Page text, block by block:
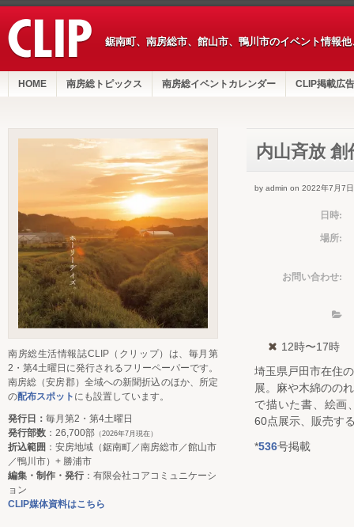
鋸南町、南房総市、館山市、鴨川市のイベント情報
HOME 南房総トピックス 南房総イベントカレンダー CLIP掲載広告
内山斉放
by admin on 2022年7月7日
日時:
場所:
お問い合わせ:
12時〜17時
埼玉県戸田市在住
展。麻や木綿のの
で描いた書、絵画
60点展示、販売す
*536号掲載
南房総生活情報誌CLIP（クリップ）は、毎月第
2・第4土曜日に発行されるフリーペーパーです。
南房総（安房郡）全域への新聞折込のほか、所定
の配布スポット にも設置しています。
発行日： 毎月第2・第4土曜日
発行部数 ：26,700部 （2026年7月現在）
折込範囲 ：安房地域（鋸南町／南房総市／館山市
／鴨川市）+ 勝浦市
編集・制作・発行：有限会社コアコミュニケーシ
ョン
CLIP媒体資料はこちら